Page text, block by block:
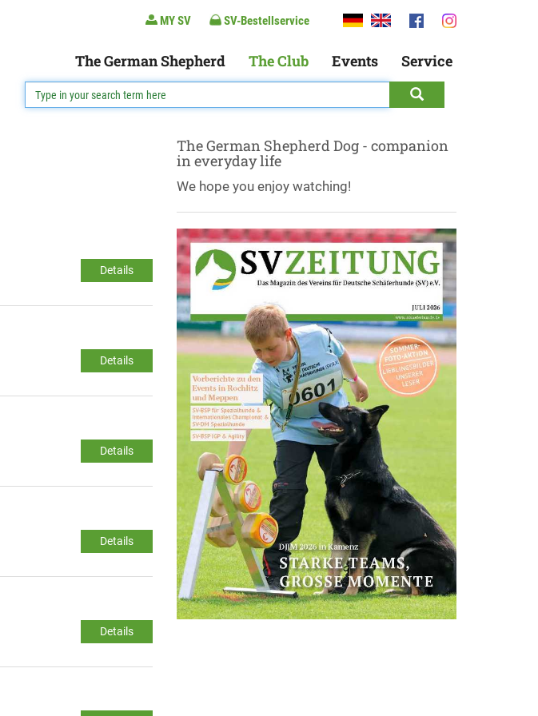
MY SV SV-Bestellservice
The German Shepherd The Club Events Service
Details
Details
Details
Details
Details
The German Shepherd Dog - companion
in everyday life
We hope you enjoy watching!